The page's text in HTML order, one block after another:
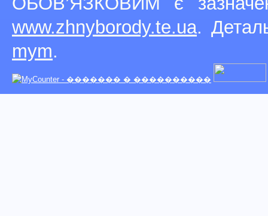
www.zhnyborody.te.ua.
mym.